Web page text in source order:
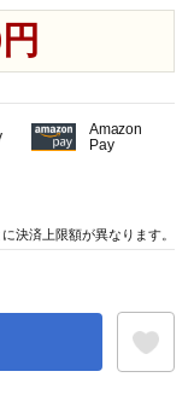
Amazon
Pay
決済上限額が異なります。